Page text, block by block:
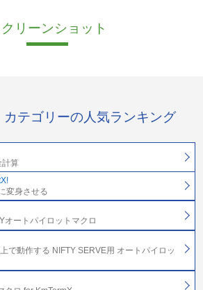
リーンショット
カテゴリーの人気ランキング
計算
変身させる
オートパイロットマクロ
で動作する NIFTY SERVE用 オートパイロッ